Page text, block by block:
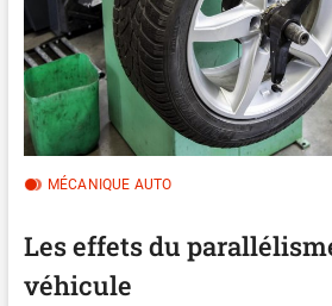
MÉCANIQUE AUTO
Les effets du
véhicule